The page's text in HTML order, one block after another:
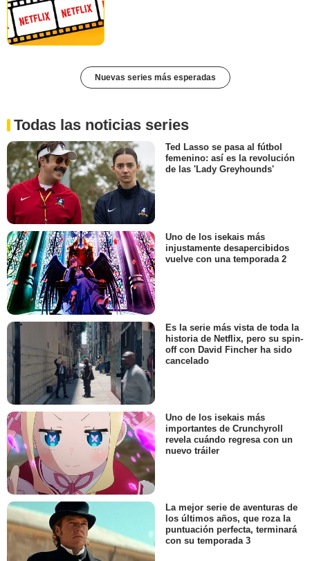
Nuevas series más esperadas
Todas las noticias series
Ted Lasso se pasa al fútbol
femenino: así es la revolución
de las 'Lady Greyhounds'
Uno de los isekais más
injustamente desapercibidos
vuelve con una temporada 2
Es la serie más vista de toda la
historia de Netflix, pero su spin-
off con David Fincher ha sido
cancelado
Uno de los isekais más
importantes de Crunchyroll
revela cuándo regresa con un
nuevo tráiler
La mejor serie de aventuras de
los últimos años, que roza la
puntuación perfecta, terminará
con su temporada 3